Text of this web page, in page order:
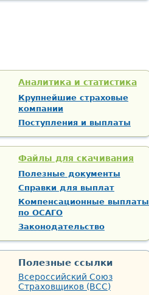
Аналитика и статистика
Крупнейшие страховые
компании
Поступления и выплаты
Файлы для скачивания
Полезные документы
Справки для выплат
Компенсационные выплаты
по ОСАГО
Законодательство
Полезные ссылки
Всероссийский Союз
Страховщиков (ВСС)